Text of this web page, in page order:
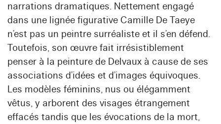
narrations dramatiques. Nettement engagé
dans une lignée figurative Camille De Taeye
n’est pas un peintre surréaliste et il s’en défend.
Toutefois, son œuvre fait irrésistiblement
penser à la peinture de Delvaux à cause de ses
associations d’idées et d’images équivoques.
Les modèles féminins, nus ou élégamment
vêtus, y arborent des visages étrangement
effacés tandis que les évocations de la mort,